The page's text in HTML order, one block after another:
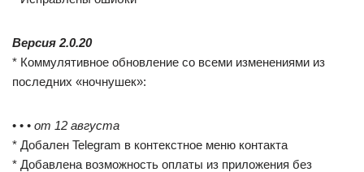
Версия 2.0.20
* Коммулятивное обновление со всеми изменениями из
последних «ночнушек»:
• • • от 12 августа
* Добален Telegram в контекстное меню контакта
* Добавлена возможность оплаты из приложения без